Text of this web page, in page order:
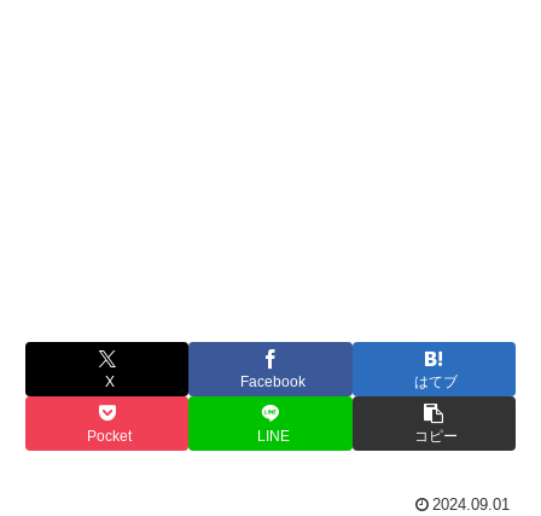
X Facebook はてブ
Pocket LINE コピー
2024.09.01